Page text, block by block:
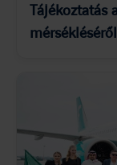
Tájékoztatás
mérsékléséről